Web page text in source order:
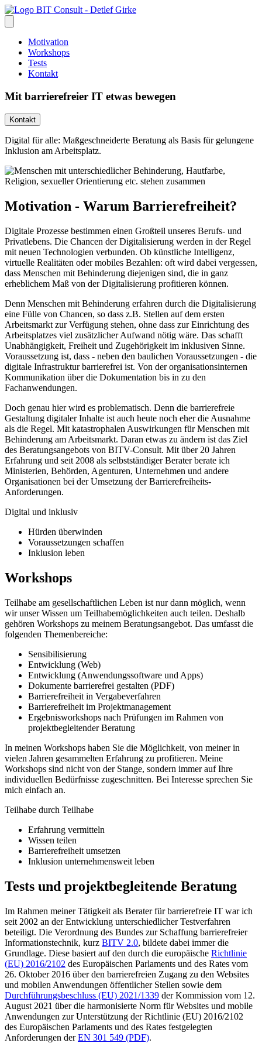
Motivation
Workshops
Tests
Kontakt
Mit barrierefreier IT etwas bewegen
Kontakt
Digital für alle: Maßgeschneiderte Beratung als Basis für gelungene
Inklusion am Arbeitsplatz.
Motivation - Warum Barrierefreiheit?
Digitale Prozesse bestimmen einen Großteil unseres Berufs- und
Privatlebens. Die Chancen der Digitalisierung werden in der Regel
mit neuen Technologien verbunden. Ob künstliche Intelligenz,
virtuelle Realitäten oder mobiles Bezahlen: oft wird dabei vergessen,
dass Menschen mit Behinderung diejenigen sind, die in ganz
erheblichem Maß von der Digitalisierung profitieren können.
Denn Menschen mit Behinderung erfahren durch die Digitalisierung
eine Fülle von Chancen, so dass z.B. Stellen auf dem ersten
Arbeitsmarkt zur Verfügung stehen, ohne dass zur Einrichtung des
Arbeitsplatzes viel zusätzlicher Aufwand nötig wäre. Das schafft
Unabhängigkeit, Freiheit und Zugehörigkeit im inklusiven Sinne.
Voraussetzung ist, dass - neben den baulichen Voraussetzungen - die
digitale Infrastruktur barrierefrei ist. Von der organisationsinternen
Kommunikation über die Dokumentation bis in zu den
Fachanwendungen.
Doch genau hier wird es problematisch. Denn die barrierefreie
Gestaltung digitaler Inhalte ist auch heute noch eher die Ausnahme
als die Regel. Mit katastrophalen Auswirkungen für Menschen mit
Behinderung am Arbeitsmarkt. Daran etwas zu ändern ist das Ziel
des Beratungsangebots von BITV-Consult. Mit über 20 Jahren
Erfahrung und seit 2008 als selbstständiger Berater berate ich
Ministerien, Behörden, Agenturen, Unternehmen und andere
Organisationen bei der Umsetzung der Barrierefreiheits-
Anforderungen.
Digital und inklusiv
Hürden überwinden
Voraussetzungen schaffen
Inklusion leben
Workshops
Teilhabe am gesellschaftlichen Leben ist nur dann möglich, wenn
wir unser Wissen um Teilhabemöglichkeiten auch teilen. Deshalb
gehören Workshops zu meinem Beratungsangebot. Das umfasst die
folgenden Themenbereiche:
Sensibilisierung
Entwicklung (Web)
Entwicklung (Anwendungssoftware und Apps)
Dokumente barrierefrei gestalten (PDF)
Barrierefreiheit in Vergabeverfahren
Barrierefreiheit im Projektmanagement
Ergebnisworkshops nach Prüfungen im Rahmen von
projektbegleitender Beratung
In meinen Workshops haben Sie die Möglichkeit, von meiner in
vielen Jahren gesammelten Erfahrung zu profitieren. Meine
Workshops sind nicht von der Stange, sondern immer auf Ihre
individuellen Bedürfnisse zugeschnitten. Bei Interesse sprechen Sie
mich einfach an.
Teilhabe durch Teilhabe
Erfahrung vermitteln
Wissen teilen
Barrierefreiheit umsetzen
Inklusion unternehmensweit leben
Tests und projektbegleitende Beratung
Im Rahmen meiner Tätigkeit als Berater für barrierefreie IT war ich
seit 2002 an der Entwicklung unterschiedlicher Testverfahren
beteiligt. Die Verordnung des Bundes zur Schaffung barrierefreier
Informationstechnik, kurz BITV 2.0, bildete dabei immer die
Grundlage. Diese basiert auf den durch die europäische Richtlinie
(EU) 2016/2102 des Europäischen Parlaments und des Rates vom
26. Oktober 2016 über den barrierefreien Zugang zu den Websites
und mobilen Anwendungen öffentlicher Stellen sowie dem
Durchführungsbeschluss (EU) 2021/1339 der Kommission vom 12.
August 2021 über die harmonisierte Norm für Websites und mobile
Anwendungen zur Unterstützung der Richtlinie (EU) 2016/2102
des Europäischen Parlaments und des Rates festgelegten
Anforderungen derEN 301 549 (PDF).